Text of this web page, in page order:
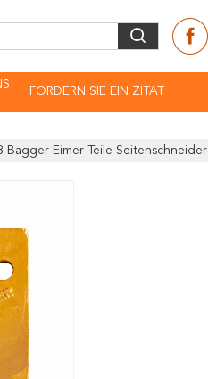
FORDERN SIE EIN ZITAT
Bagger-Eimer-Teile Seitenschneider